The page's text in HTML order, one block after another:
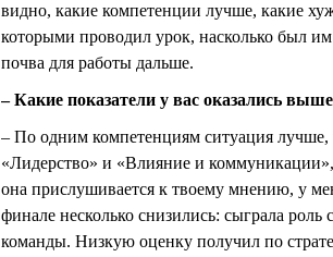
видно, какие компетенции лучше, какие
которыми проводил урок, насколько был
почва для работы дальше.
– Какие показатели у вас оказались
– По одним компетенциям ситуация
«Лидерство» и «Влияние и коммуникации»,
она прислушивается к твоему мнению, у
финале несколько снизились: сыграла роль
команды. Низкую оценку получил по